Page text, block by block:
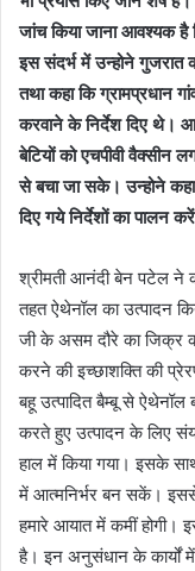
जांच किया जाना आवश्यक है
इस संदर्भ में उन्होने गुजरात
तथा कहा कि ग्रामप्रधान
करवाने के निर्देश दिए थे।
बेटियों को एचपीवी वैक्सीन
से बचा जा सके। उन्होने कहा
दिए गये निर्देशों का पालन
श्रीमती आनंदी बेन पटेल
तहत ऐथेनॉल का उत्पादन
जी के असम दौरे का जिक्र
करने की इच्छाशक्ति की
बहू उत्पादित बैम्बू से ऐथेनॉल
करते हुए उत्पादन के लिए
हाल में किया गया। इसके
में आत्मनिर्भर बन सकें। इससे
हमारे आयात में कमीं होगी।
है। इन अनुसंधान के कार्यों में